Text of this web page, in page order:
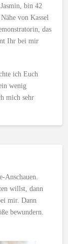
bin 42
von Kassel
das
Ihr bei mir
ich Euch
wenig
mich sehr
willst, dann
mir. Dann
bewundern.